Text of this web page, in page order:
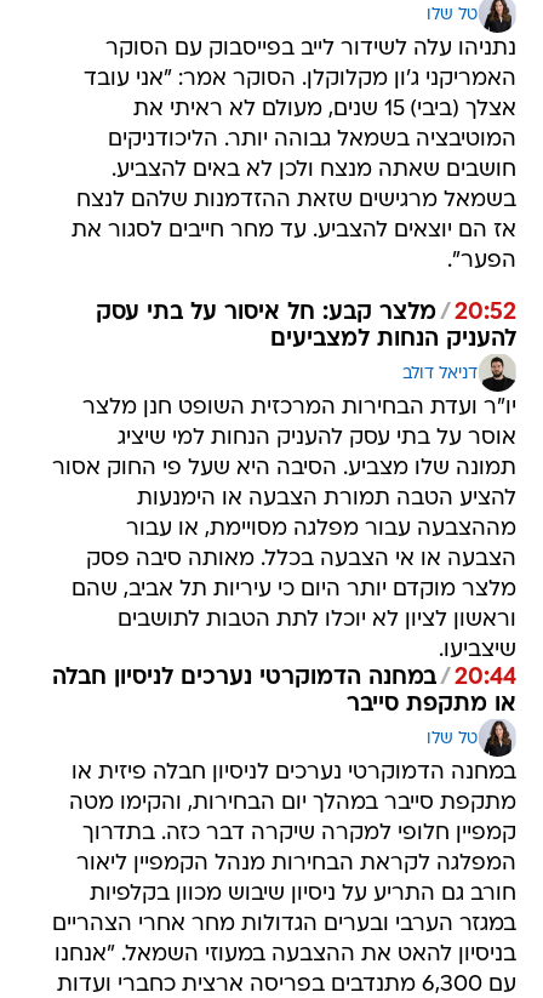
טל שלו
נתניהו עלה לשידור לייב בפייסבוק עם הסוקר
האמריקני ג'ון מקלוקלן. הסוקר אמר: "אני עובד
אצלך (ביבי) 15 שנים, מעולם לא ראיתי את
המוטיבציה בשמאל גבוהה יותר. הליכודניקים
חושבים שאתה מנצח ולכן לא באים להצביע.
בשמאל מרגישים שזאת ההזדמנות שלהם לנצח
אז הם יוצאים להצביע. עד מחר חייבים לסגור את
הפער".
20:52
/ מלצר קבע: חל איסור על בתי עסק
להעניק הנחות למצביעים
דניאל דולב
יו"ר ועדת הבחירות המרכזית השופט חנן מלצר
אוסר על בתי עסק להעניק הנחות למי שיציג
תמונה שלו מצביע. הסיבה היא שעל פי החוק אסור
להציע הטבה תמורת הצבעה או הימנעות
מההצבעה עבור מפלגה מסויימת, או עבור
הצבעה או אי הצבעה בכלל. מאותה סיבה פסק
מלצר מוקדם יותר היום כי עיריות תל אביב, שהם
וראשון לציון לא יוכלו לתת הטבות לתושבים
שיצביעו.
20:44
/במחנה הדמוקרטי נערכים לניסיון חבלה
או מתקפת סייבר
טל שלו
במחנה הדמוקרטי נערכים לניסיון חבלה פיזית או
מתקפת סייבר במהלך יום הבחירות, והקימו מטה
קמפיין חלופי למקרה שיקרה דבר כזה. בתדרוך
המפלגה לקראת הבחירות מנהל הקמפיין ליאור
חורב גם התריע על ניסיון שיבוש מכוון בקלפיות
במגזר הערבי ובערים הגדולות מחר אחרי הצהריים
בניסיון להאט את ההצבעה במעוזי השמאל. "אנחנו
עם 6,300 מתנדבים בפריסה ארצית כחברי ועדות